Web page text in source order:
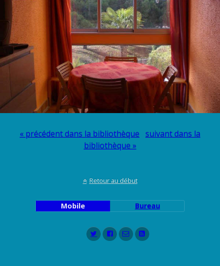
« précédent dans la bibliothèque suivant dans la
bibliothèque »
Retour au début
Mobile Bureau